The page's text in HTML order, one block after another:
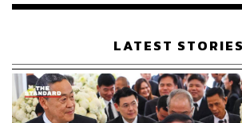
ทว่าทางสปาเพิ่งสร้างโซนใหม่เสร็จหมา
ห้องคู่ที่มีความกว้างขวาง ตกแต่งอย่างสบ
ญี่ปุ่นในบรรยากาศที่ดูอบอุ่นยิ่งขึ้น
เรือนไทยที่ถูกซุกไว้
LATEST STORIES